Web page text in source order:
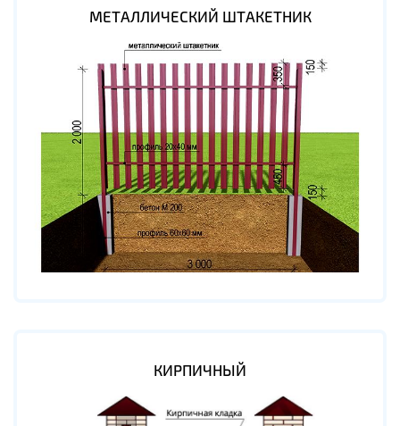
МЕТАЛЛИЧЕСКИЙ ШТАКЕТНИК
КИРПИЧНЫЙ